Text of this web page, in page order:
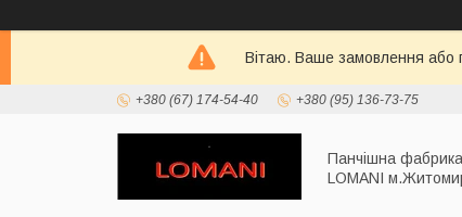
Вітаю. Ваше замовлення або
+380 (67) 174-54-40 +380 (95) 136-73-75
Панчішна
LOMANI